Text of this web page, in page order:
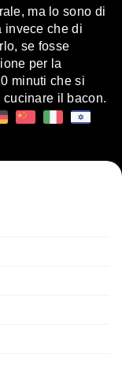
ma lo sono di
invece che di
se fosse
per la
minuti che si
il bacon.